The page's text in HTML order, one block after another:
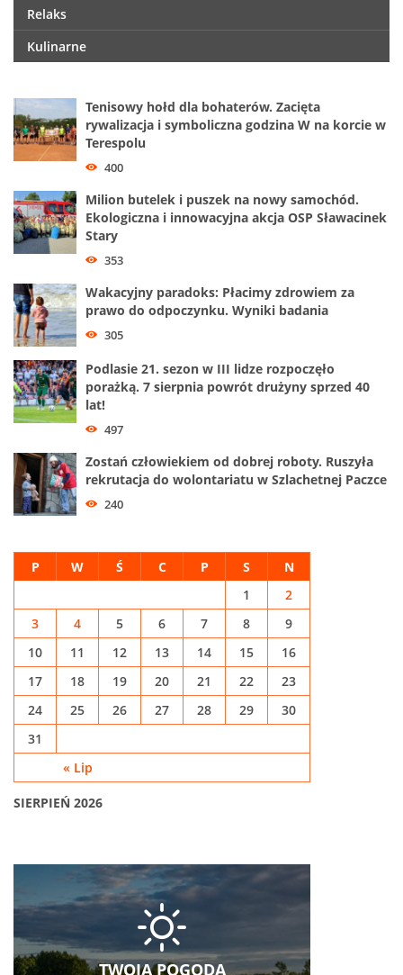
Relaks
Kulinarne
Tenisowy hołd dla bohaterów. Zacięta
rywalizacja i symboliczna godzina W na korcie w
Terespolu
400
Milion butelek i puszek na nowy samochód.
Ekologiczna i innowacyjna akcja OSP Sławacinek
Stary
353
Wakacyjny paradoks: Płacimy zdrowiem za
prawo do odpoczynku. Wyniki badania
305
Podlasie 21. sezon w III lidze rozpoczęło
porażką. 7 sierpnia powrót drużyny sprzed 40
lat!
497
Zostań człowiekiem od dobrej roboty. Ruszyła
rekrutacja do wolontariatu w Szlachetnej Paczce
240
SIERPIEŃ 2026
P W Ś C P S N
« Lip
1
2
3
4 5 6 7 8
9
10
11 12 13 14 15
16
17
18 19 20 21 22
23
24
25 26 27 28 29
30
31
TWOJA POGODA